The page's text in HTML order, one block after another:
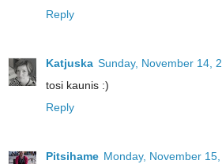
Reply
Katjuska Sunday, November 14,
tosi kaunis :)
Reply
Pitsihame Monday, November